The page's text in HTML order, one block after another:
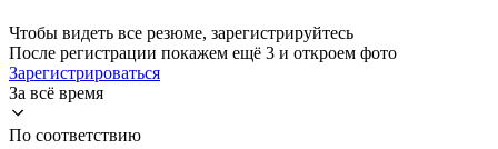
Чтобы видеть все резюме, зарегистрируйтесь
После регистрации покажем ещё 3 и откроем фото
Зарегистрироваться
За всё время
По соответствию